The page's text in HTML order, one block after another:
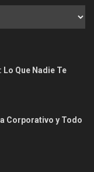
Que Nadie Te
Corporativo y Todo